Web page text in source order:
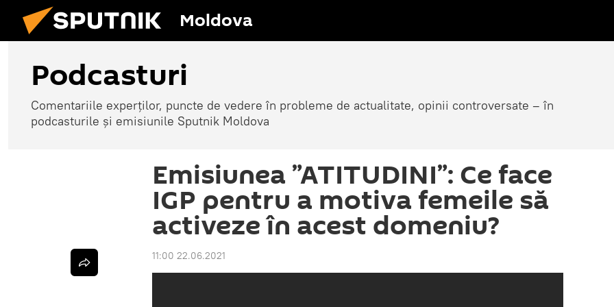
Moldova
Podcasturi
Comentariile experților, puncte de vedere în probleme de actualitate, opinii controversate – în
podcasturile și emisiunile Sputnik Moldova
Emisiunea ”ATITUDINI”: Ce face
IGP pentru a motiva femeile să
activeze în acest domeniu?
11:00 22.06.2021